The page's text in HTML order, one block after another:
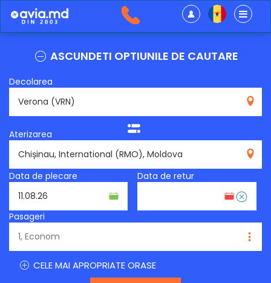
ASCUNDETI OPTIUNILE DE CAUTARE
Decolarea
Aterizarea
Data de plecare
Data de retur
Pasageri
CELE MAI APROPRIATE ORASE